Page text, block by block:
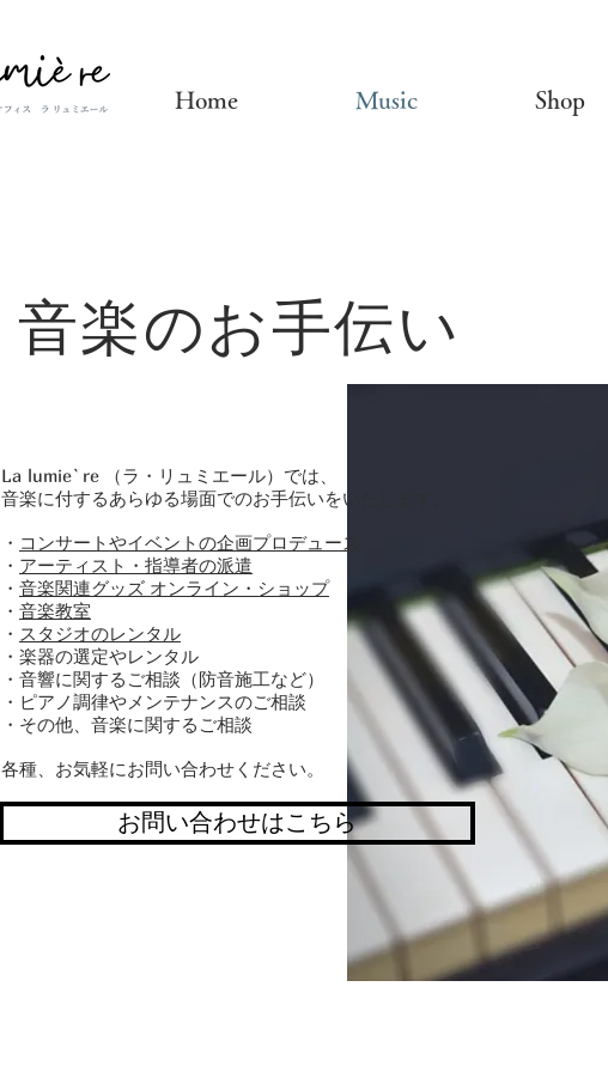
Home Music Shop
音楽のお手伝い
La lumie`re
（ラ・リュミエール）では、
音楽に付するあらゆる場面でのお手伝いをいたします。
・ コンサートやイベントの企画プロデュース
・ アーティスト・指導者の派遣
・ 音楽関連グッズ オンライン・ショップ
・ 音楽教室
・ スタジオのレンタル
・楽器の選定やレンタル
・音響に関するご相談（防音施工など）
・ピアノ調律やメンテナンスのご相談
・その他、音楽に関するご相談
​各種、お気軽にお問い合わせください。
お問い合わせはこちら